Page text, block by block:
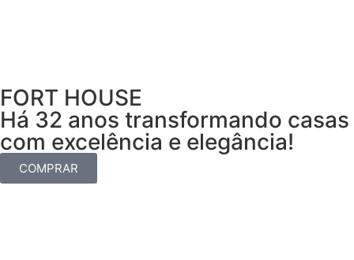
FORT HOUSE
Há 32 anos transformando casas
com excelência e elegância!
COMPRAR